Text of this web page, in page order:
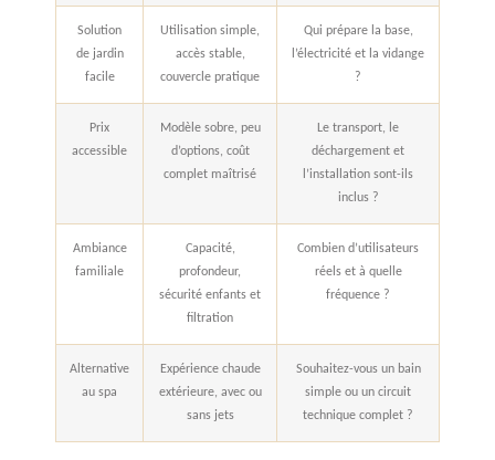
Solution
de jardin
facile
Utilisation simple,
accès stable,
couvercle pratique
Qui prépare la base,
l’électricité et la vidange
?
Prix
accessible
Modèle sobre, peu
d’options, coût
complet maîtrisé
Le transport, le
déchargement et
l’installation sont-ils
inclus ?
Ambiance
familiale
Capacité,
profondeur,
sécurité enfants et
filtration
Combien d’utilisateurs
réels et à quelle
fréquence ?
Alternative
au spa
Expérience chaude
extérieure, avec ou
sans jets
Souhaitez-vous un bain
simple ou un circuit
technique complet ?